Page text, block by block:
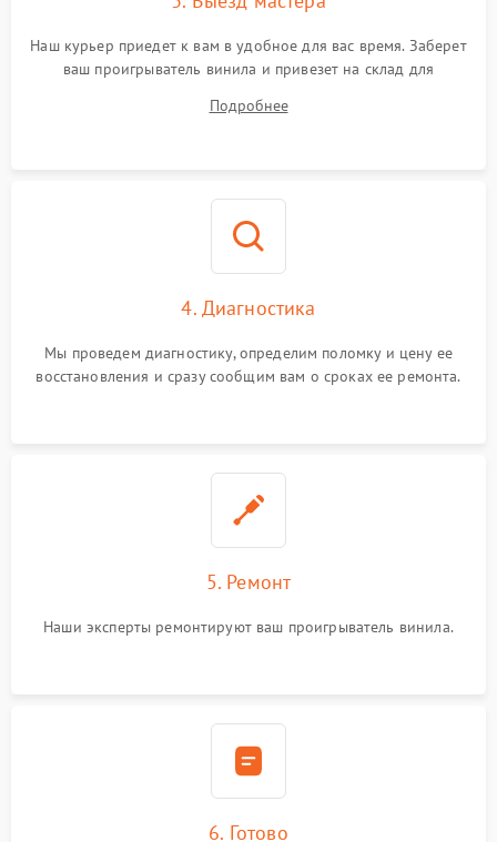
Наш курьер приедет к вам в удобное для вас время. Заберет
ваш проигрыватель винила и привезет на склад для
Подробнее
4. Диагностика
Мы проведем диагностику, определим поломку и цену ее
восстановления и сразу сообщим вам о сроках ее ремонта.
5. Ремонт
Наши эксперты ремонтируют ваш проигрыватель винила.
6. Готово